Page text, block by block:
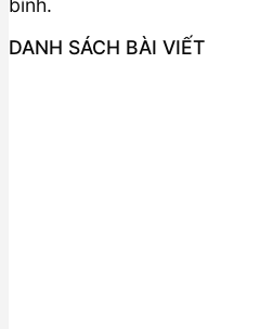
bình.
DANH SÁCH BÀI VIẾT